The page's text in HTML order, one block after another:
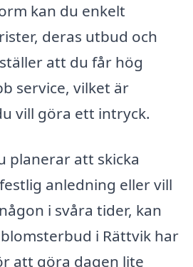
kan du enkelt
deras utbud och
att du får hög
service, vilket är
vill göra ett intryck.
planerar att skicka
anledning eller vill
i svåra tider, kan
i Rättvik har
att göra dagen lite